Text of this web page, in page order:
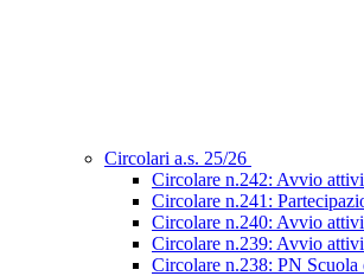
Circolari a.s. 25/26
Circolare n.242: Avvio
Circolare n.241:
Circolare n.240: Avvio
Circolare n.239: Avvio
Circolare n.238: PN Scuola